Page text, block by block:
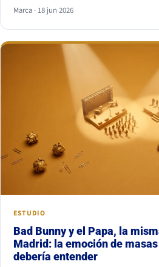
combinación más segura es serif para
texto, o al revés. Lo que nunca
parecidas pero no iguales: el ojo nota
Marca · 18 jun 2026
ESTUDIO
Bad Bunny y el Papa, la
Madrid: la emoción de
debería entender